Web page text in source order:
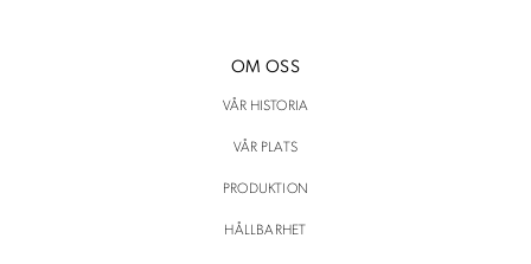
OM OSS
VÅR HISTORIA
VÅR PLATS
PRODUKTION
HÅLLBARHET